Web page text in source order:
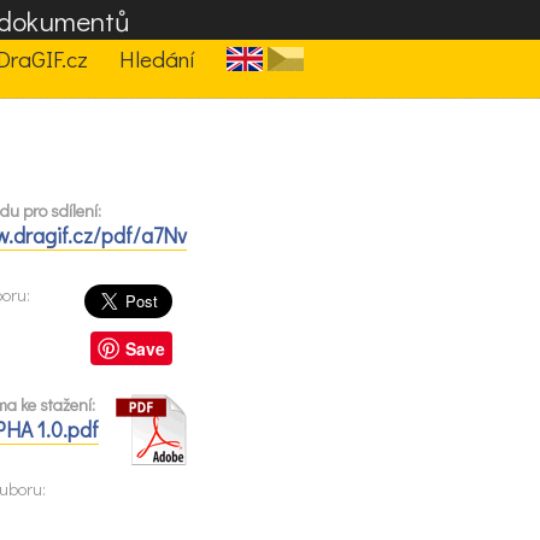
Hledání
pro sdílení:
pdf/a7Nv
Save
ke stažení:
1.0.pdf